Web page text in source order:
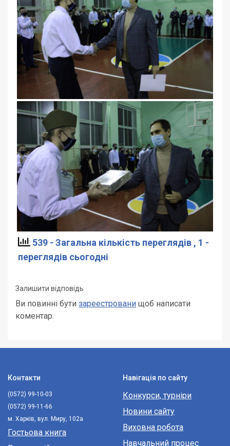
539 - Загальна кількість переглядів , 1 -
переглядів сьогодні
Залишити відповідь
Ви повинні бути зареестровани щоб написати
коментар.
Навігація по сайту
Конкурси, турніри
Новини сайту
Виховна робота
Навчальний процес
Контакти
(0572) 99-10-03
(0572) 99-11-66
м. Харків, вул. Миру, 102а
Гостьова книга